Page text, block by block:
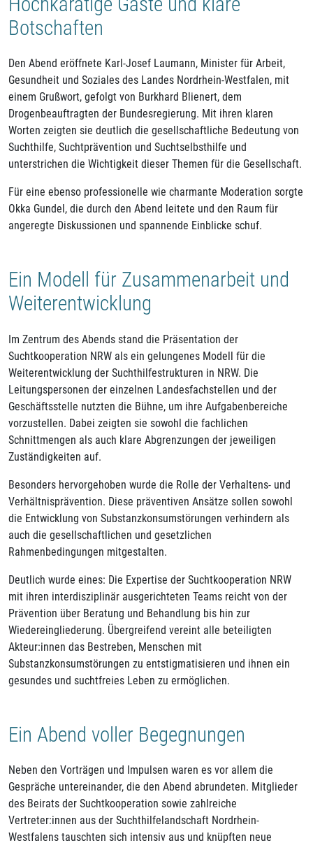
Botschaften
Den Abend eröffnete Karl-Josef Laumann, Minister für Arbeit,
Gesundheit und Soziales des Landes Nordrhein-Westfalen, mit
einem Grußwort, gefolgt von Burkhard Blienert, dem
Drogenbeauftragten der Bundesregierung. Mit ihren klaren
Worten zeigten sie deutlich die gesellschaftliche Bedeutung von
Suchthilfe, Suchtprävention und Suchtselbsthilfe und
unterstrichen die Wichtigkeit dieser Themen für die Gesellschaft.
Für eine ebenso professionelle wie charmante Moderation sorgte
Okka Gundel, die durch den Abend leitete und den Raum für
angeregte Diskussionen und spannende Einblicke schuf.
Ein Modell für Zusammenarbeit und
Weiterentwicklung
Im Zentrum des Abends stand die Präsentation der
Suchtkooperation NRW als ein gelungenes Modell für die
Weiterentwicklung der Suchthilfestrukturen in NRW. Die
Leitungspersonen der einzelnen Landesfachstellen und der
Geschäftsstelle nutzten die Bühne, um ihre Aufgabenbereiche
vorzustellen. Dabei zeigten sie sowohl die fachlichen
Schnittmengen als auch klare Abgrenzungen der jeweiligen
Zuständigkeiten auf.
Besonders hervorgehoben wurde die Rolle der Verhaltens- und
Verhältnisprävention. Diese präventiven Ansätze sollen sowohl
die Entwicklung von Substanzkonsumstörungen verhindern als
auch die gesellschaftlichen und gesetzlichen
Rahmenbedingungen mitgestalten.
Deutlich wurde eines: Die Expertise der Suchtkooperation NRW
mit ihren interdisziplinär ausgerichteten Teams reicht von der
Prävention über Beratung und Behandlung bis hin zur
Wiedereingliederung. Übergreifend vereint alle beteiligten
Akteur:innen das Bestreben, Menschen mit
Substanzkonsumstörungen zu entstigmatisieren und ihnen ein
gesundes und suchtfreies Leben zu ermöglichen.
Ein Abend voller Begegnungen
Neben den Vorträgen und Impulsen waren es vor allem die
Gespräche untereinander, die den Abend abrundeten. Mitglieder
des Beirats der Suchtkooperation sowie zahlreiche
Vertreter:innen aus der Suchthilfelandschaft Nordrhein-
Westfalens tauschten sich intensiv aus und knüpften neue